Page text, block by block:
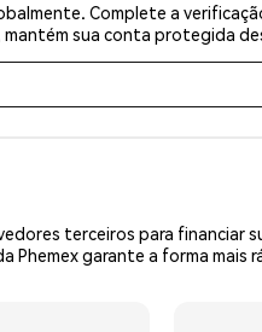
Complete a
sua conta protegida
terceiros para financiar
garante a forma mais